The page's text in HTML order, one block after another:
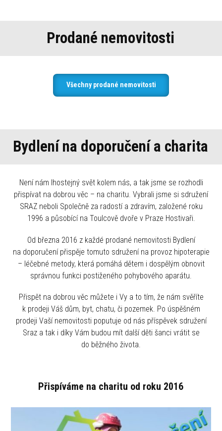
Prodané nemovitosti
Všechny prodané nemovitosti
Bydlení na doporučení a charita
Není nám lhostejný svět kolem nás, a tak jsme se rozhodli
přispívat na dobrou věc – na charitu. Vybrali jsme si sdružení
SRAZ neboli Společně za radostí a zdravím, založené roku
1996 a působící na Toulcově dvoře v Praze Hostivaři.
Od března 2016 z každé prodané nemovitosti Bydlení
na doporučení přispěje tomuto sdružení na provoz hipoterapie
– léčebné metody, která pomáhá dětem i dospělým obnovit
správnou funkci postiženého pohybového aparátu.
Přispět na dobrou věc můžete i Vy a to tím, že nám svěříte
k prodeji Váš dům, byt, chatu, či pozemek. Po úspěšném
prodeji Vaší nemovitosti poputuje od nás příspěvek sdružení
Sraz a tak i díky Vám budou mít další děti šanci vrátit se
do běžného života.
Přispíváme na charitu od roku 2016